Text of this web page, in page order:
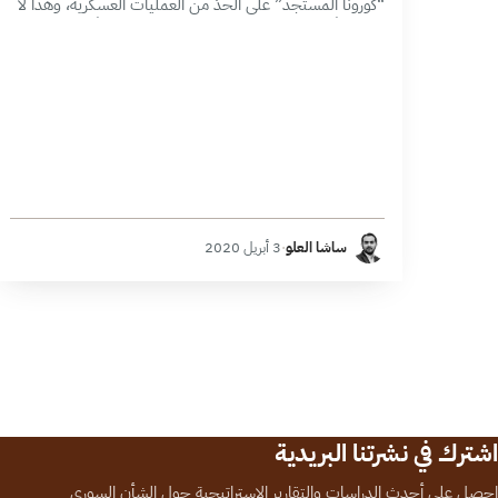
ساشا العلو·3 أبريل 2020
اشترك في نشرتنا البريدية
احصل على أحدث الدراسات والتقارير الاستراتيجية حول الشأن السوري